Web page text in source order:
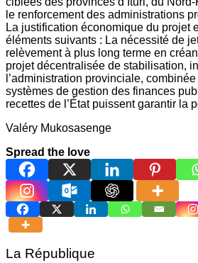
le renforcement des administrations
La justification économique du projet
éléments suivants : La nécessité de
relèvement à plus long terme en
projet décentralisée de stabilisation,
l’administration provinciale,
systèmes de gestion des finances
recettes de l’État puissent garantir la
Valéry Mukosasenge
Spread the love
La République